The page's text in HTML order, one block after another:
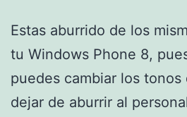
Estas aburrido de los
tu Windows Phone 8,
puedes cambiar los tonos
dejar de aburrir al